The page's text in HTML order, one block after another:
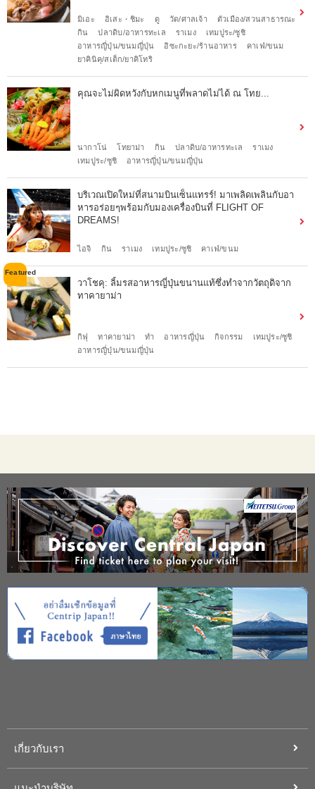
มิเอะ อิเสะ・ชิมะ ดู วัด/ศาลเจ้า
ตัวเมือง/สวนสาธารณะ
กิน
ปลาดิบ/อาหารทะเล ราเมง
เทมปูระ/ซูชิ
อาหารญี่ปุ่น/ขนมญี่ปุ่น
อิซะกะยะ/ร้านอาหาร
คาเฟ่/ขนม
ยาคินิคุ/สเต็ก/ยาคิโทริ
คุณจะไม่ผิดหวังกับหกเมนูที่พลาดไม่ได้ ณ โทย...
นากาโน่ โทยาม่า กิน ปลาดิบ/อาหารทะเล
ราเมง
เทมปูระ/ซูชิ
อาหารญี่ปุ่น/ขนมญี่ปุ่น
บริเวณเปิดใหม่ที่สนามบินเซ็นแทรร์! มาเพลิดเพลินกับอา
หารอร่อยๆพร้อมกับมองเครื่องบินที่ FLIGHT OF
DREAMS!
ไอจิ กิน ราเมง เทมปูระ/ซูชิ คาเฟ่/ขนม
วาโชคุ: ลิ้มรสอาหารญี่ปุ่นขนานแท้ซึ่งทำจากวัตถุดิจาก
ทาคายาม่า
กิฟุ ทาคายาม่า ทำ อาหารญี่ปุ่น กิจกรรม
เทมปูระ/ซูชิ
อาหารญี่ปุ่น/ขนมญี่ปุ่น
เกี่ยวกับเรา